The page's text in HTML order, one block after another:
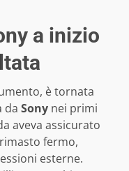
a inizio
è tornata
da Sony nei primi
aveva assicurato
fermo,
esterne.